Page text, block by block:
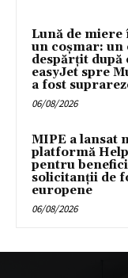
Lună de miere
un coșmar: un
despărțit după
easyJet spre
a fost
06/08/2026
MIPE a lansat
platformă
pentru
solicitanții de
europene
06/08/2026